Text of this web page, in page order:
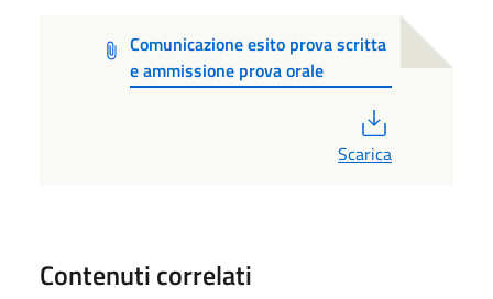
Comunicazione esito prova scritta
e ammissione prova orale
Scarica
Contenuti correlati